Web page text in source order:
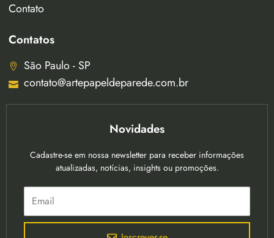
Contato
Contatos
São Paulo - SP
contato@artepapeldeparede.com.br
Novidades
Cadastre-se em nossa newsletter para receber informações
atualizadas, notícias, insights ou promoções.